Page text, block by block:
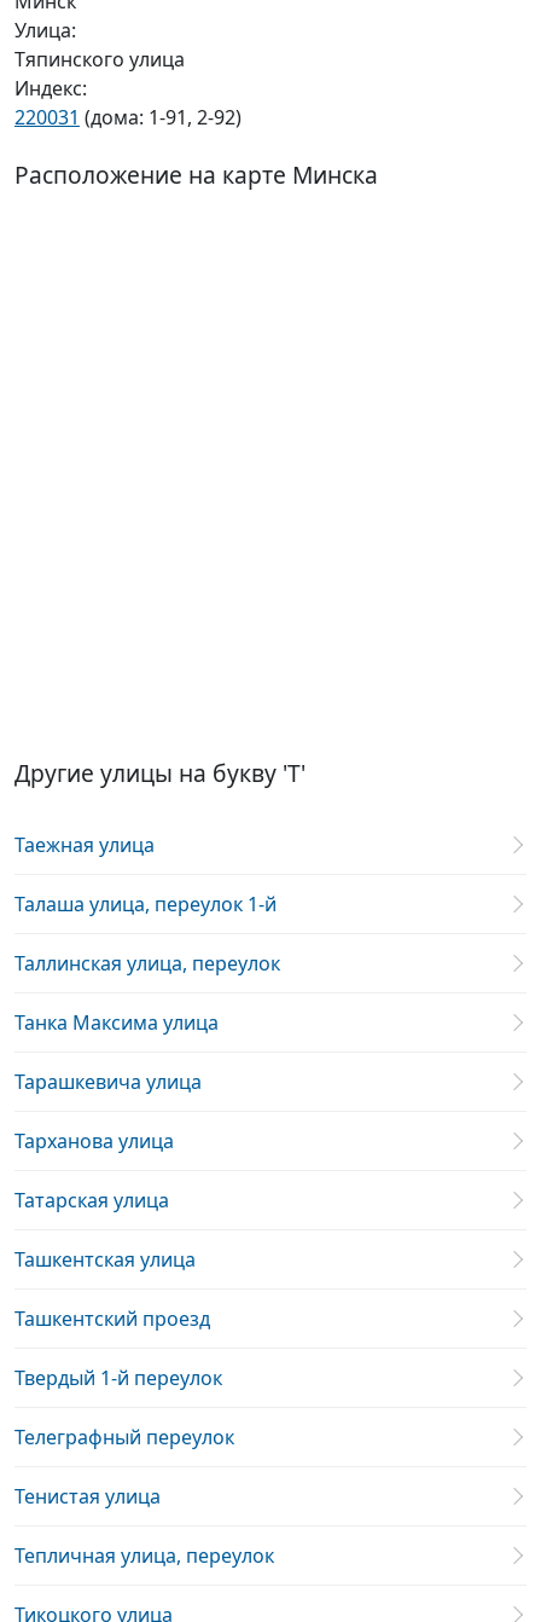
Улица:
Тяпинского улица
Индекс:
220031 (дома: 1-91, 2-92)
Расположение на карте Минска
Другие улицы на букву 'Т'
Таежная улица
Талаша улица, переулок 1-й
Таллинская улица, переулок
Танка Максима улица
Тарашкевича улица
Тарханова улица
Татарская улица
Ташкентская улица
Ташкентский проезд
Твердый 1-й переулок
Телеграфный переулок
Тенистая улица
Тепличная улица, переулок
Тикоцкого улица